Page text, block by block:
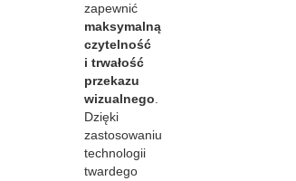
zapewnić
maksymalną
czytelność
i trwałość
przekazu
wizualnego
Dzięki
zastosowaniu
technologii
twardego